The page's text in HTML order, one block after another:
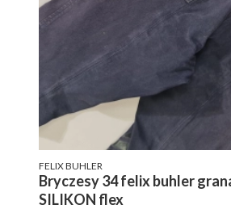
PRODUCENT
FELIX BUHLER
Bryczesy 34 felix buhler
SILIKON flex